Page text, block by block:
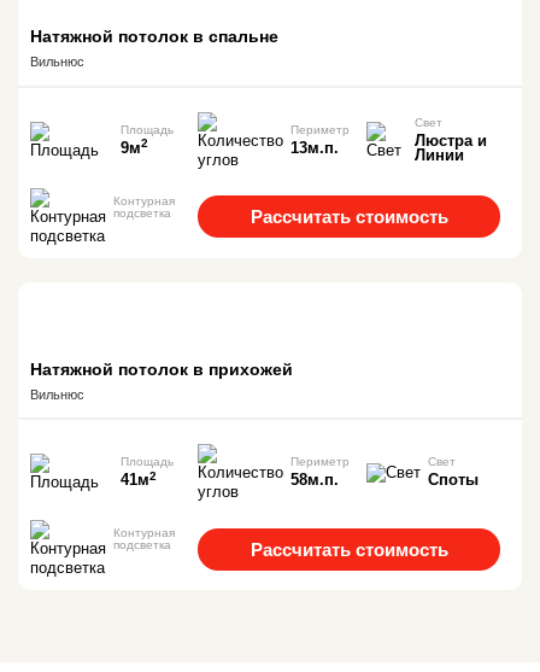
Натяжной потолок в спальне
Вильнюс
Площадь
9м2
Периметр
13м.п.
Свет
Люстра и
Линии
Контурная
подсветка
Рассчитать стоимость
Натяжной потолок в прихожей
Вильнюс
Площадь
41м2
Периметр
58м.п.
Свет
Споты
Контурная
подсветка
Рассчитать стоимость